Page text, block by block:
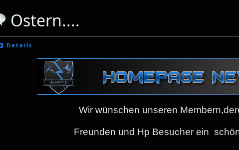
Ostern....
Details
Wir wünschen unseren
Freunden und Hp Besucher ein